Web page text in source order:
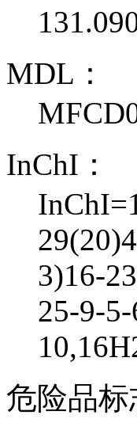
MDL：
InChI：
3)16-
25-9-
危险品标